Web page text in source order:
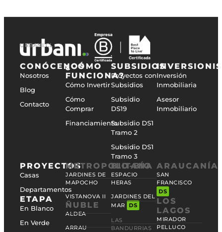
URBANI.CL
CONÓCENOS
Nosotros
Blog
Contacto
¿CÓMO
FUNCIONA?
Cómo Invertir
Cómo
Comprar
Financiamiento
SUBSIDIOS
Proyectos con
Subsidios
Subsidio
DS19
Subsidio DS1
Tramo 2
Subsidio DS1
Tramo 3
Inversión
Inmobiliaria
Asesor
Inmobiliario
PROYECTOS
Casas
Departamentos
ETAPA
En Blanco
En Verde
METROPOLITANA
JARDINES DE
MAPOCHO
VISTANOVA II
ÑUBLE
ALDEA
ARRAU
BIO-BÍO
ESPACIO
HERAS
JARDINES DEL
MAR
DS
LAS
BANDURRIAS
ARAUCANÍA
SAN
FRANCISCO
DS
LOS
LAGOS
MIRADOR
PELLUCO